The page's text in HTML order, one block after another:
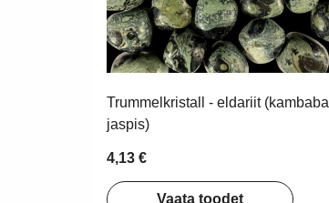
Trummelkristall - eldariit (kambaba
jaspis)
4,13 €
Vaata toodet